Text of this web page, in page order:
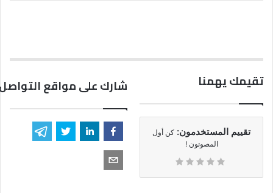
تقيمك يهمنا
تقييم المستخدمون: كن أول
المصوتون !
شارك على مواقع